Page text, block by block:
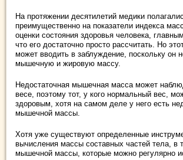
На протяжении десятилетий медики
преимущественно на показатели индекса
оценки состояния здоровья человека,
что его достаточно просто рассчитать. Но
может вводить в заблуждение, поскольку он
мышечную и жировую массу.
Недостаточная мышечная масса может
весе, поэтому тот, у кого нормальный вес,
здоровым, хотя на самом деле у него есть
мышечной массы.
Хотя уже существуют определенные
вычисления массы составных частей тела, в
мышечной массы, которые можно регулярно